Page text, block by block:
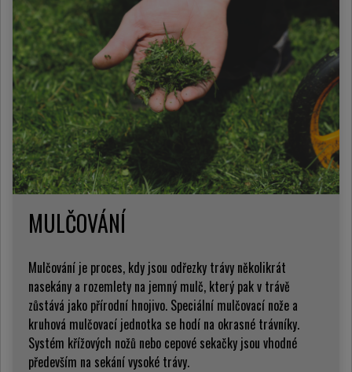
MULČOVÁNÍ
Mulčování je proces, kdy jsou odřezky trávy několikrát
nasekány a rozemlety na jemný mulč, který pak v trávě
zůstává jako přírodní hnojivo. Speciální mulčovací nože a
kruhová mulčovací jednotka se hodí na okrasné trávníky.
Systém křížových nožů nebo cepové sekačky jsou vhodné
především na sekání vysoké trávy.